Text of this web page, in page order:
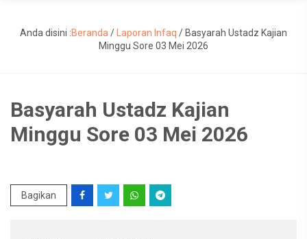
Anda disini :Beranda / Laporan Infaq / Basyarah Ustadz Kajian
Minggu Sore 03 Mei 2026
Basyarah Ustadz Kajian
Minggu Sore 03 Mei 2026
Bagikan